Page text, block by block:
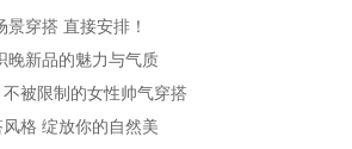
穿搭 直接安排！
晚新品的魅力与气质
被限制的女性帅气穿搭
格 绽放你的自然美